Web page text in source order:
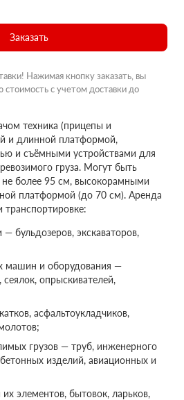
Заказать
Нажимая кнопку заказать, вы
стоимость с учетом доставки до
техника (прицепы и
и длинной платформой,
и съёмными устройствами для
груза. Могут быть
более 95 см, высокорамными
платформой (до 70 см). Аренда
транспортировке:
бульдозеров, экскаваторов,
машин и оборудования —
опрыскивателей,
асфальтоукладчиков,
грузов — труб, инженерного
изделий, авиационных и
элементов, бытовок, ларьков,